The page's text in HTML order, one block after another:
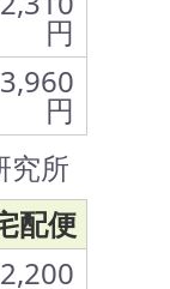
円
3,960
円
究所
配便
2,200